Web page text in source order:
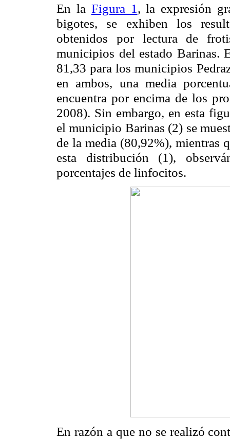
En la Figura 1 , la expresión
bigotes, se exhiben los
obtenidos por lectura de
municipios del estado Barinas.
81,33 para los municipios
en ambos, una media
encuentra por encima de los
2008). Sin embargo, en esta
el municipio Barinas (2) se
de la media (80,92%), mientras
esta distribución (1),
porcentajes de linfocitos.
En razón a que no se realizó